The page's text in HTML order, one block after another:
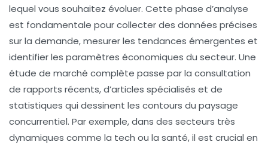
lequel vous souhaitez évoluer. Cette phase d’analyse
est fondamentale pour collecter des données précises
sur la demande, mesurer les tendances émergentes et
identifier les paramètres économiques du secteur. Une
étude de marché complète passe par la consultation
de rapports récents, d’articles spécialisés et de
statistiques qui dessinent les contours du paysage
concurrentiel. Par exemple, dans des secteurs très
dynamiques comme la tech ou la santé, il est crucial en